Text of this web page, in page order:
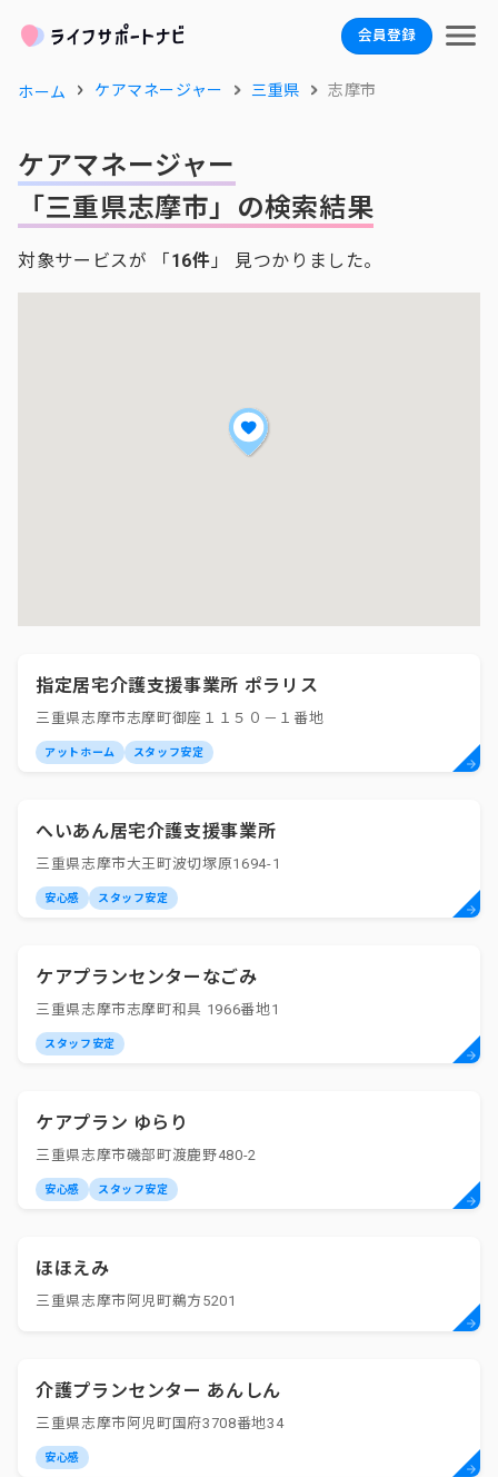
会員登録
ホーム ケアマネージャー 三重県 志摩市
ケアマネージャー
「三重県志摩市」の検索結果
対象サービスが 「16件 」 見つかりました。
指定居宅介護支援事業所 ポラリス
三重県志摩市志摩町御座１１５０－１番地
アットホーム スタッフ安定
へいあん居宅介護支援事業所
三重県志摩市大王町波切塚原1694-1
安心感 スタッフ安定
ケアプランセンターなごみ
三重県志摩市志摩町和具 1966番地1
スタッフ安定
ケアプラン ゆらり
三重県志摩市磯部町渡鹿野480-2
安心感 スタッフ安定
ほほえみ
三重県志摩市阿児町鵜方5201
介護プランセンター あんしん
三重県志摩市阿児町国府3708番地34
安心感